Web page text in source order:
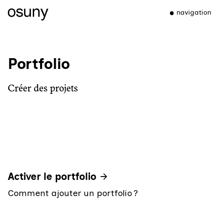
navigation
Portfolio
Créer des projets
Activer le portfolio
Comment ajouter un portfolio ?